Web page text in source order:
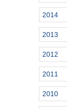
2014
2013
2012
2011
2010